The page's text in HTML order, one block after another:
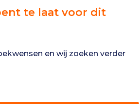
te laat voor dit
en wij zoeken verder